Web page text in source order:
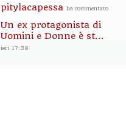
pitylacapessa ha commentato
Un ex protagonista di
Uomini e Donne è st...
ieri 17:38